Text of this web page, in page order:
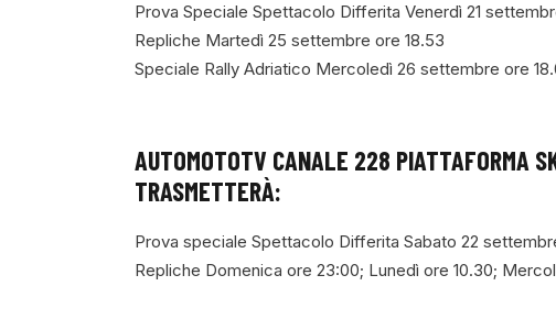
Prova Speciale Spettacolo Differita Venerdì 21
Repliche Martedì 25 settembre ore 18.53
Speciale Rally Adriatico Mercoledì 26 settembre ore
AUTOMOTOTV CANALE 228 PIATTAFORMA
TRASMETTERÀ:
Prova speciale Spettacolo Differita Sabato 22
Repliche Domenica ore 23:00; Lunedì ore 10.30;